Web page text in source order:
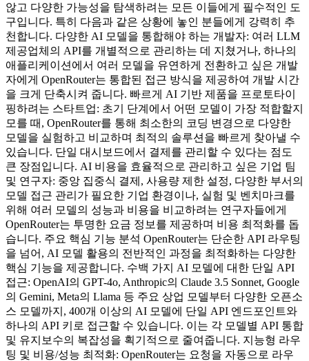
않고 다양한 가능성을 탐색하려는 모든 이들에게 필수적인 도
구입니다. 특히 다음과 같은 상황에 놓인 분들에게 강력히 추
천합니다. 다양한 AI 모델을 통합해야 하는 개발자: 여러 LLM
제공업체의 API를 개별적으로 관리하는 데 지쳤거나, 하나의
애플리케이션에서 여러 모델을 유연하게 전환하고 싶은 개발
자에게 OpenRouter는 통합된 접근 방식을 제공하여 개발 시간
을 크게 단축시켜 줍니다. 빠르게 AI 기반 제품을 프로토타이
핑하려는 스타트업: 초기 단계에서 어떤 모델이 가장 적합할지
모를 때, OpenRouter를 통해 최소한의 코딩 변경으로 다양한
모델을 실험하고 비교하며 최적의 솔루션을 빠르게 찾아낼 수
있습니다. 단일 대시보드에서 결제를 관리할 수 있다는 점도
큰 장점입니다. AI 비용을 효율적으로 관리하고 싶은 기업 팀
및 연구자: 중앙 집중식 결제, 사용량 제한 설정, 다양한 부서의
모델 접근 관리가 필요한 기업 환경이나, 실험 및 벤치마크를
위해 여러 모델의 성능과 비용을 비교하려는 연구자들에게
OpenRouter는 투명한 요금 정보를 제공하며 비용 최적화를 돕
습니다. 주요 핵심 기능 분석 OpenRouter는 단순한 API 라우팅
을 넘어, AI 모델 활용의 전반적인 과정을 최적화하는 다양한
핵심 기능을 제공합니다. 수백 가지 AI 모델에 대한 단일 API
접근: OpenAI의 GPT-4o, Anthropic의 Claude 3.5 Sonnet, Google
의 Gemini, Meta의 Llama 등 주요 상업 모델부터 다양한 오픈소
스 모델까지, 400개 이상의 AI 모델에 단일 API 엔드포인트와
하나의 API 키로 접근할 수 있습니다. 이는 각 모델별 API 통합
및 유지보수의 복잡성을 획기적으로 줄여줍니다. 지능형 라우
팅 및 비용/성능 최적화: OpenRouter는 요청을 자동으로 라우